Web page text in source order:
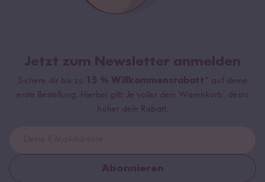
Jetzt zum Newsletter anmelden
Sichere dir bis zu 15 % Willkommensrabatt* auf deine
erste Bestellung. Hierbei gilt: Je voller dein Warenkorb, desto
höher dein Rabatt.
Abonnieren